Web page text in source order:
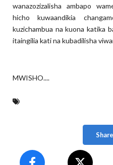
wanazozizalisha ambapo
hicho kuwaandikia
kuzichambua na kuona katika
itaingilia kati na kubadilisha
MWISHO....